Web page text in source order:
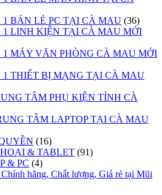
BÁN LẺ PC TẠI CÀ MAU (36)
1 LINH KIỆN TẠI CÀ MAU MỚI
1 MÁY VĂN PHÒNG CÀ MAU MỚI
1 THIẾT BỊ MẠNG TẠI CÀ MAU
TÂM PHỤ KIỆN TỈNH CÀ
TÂM LAPTOP TẠI CÀ MAU
(16)
& TABLET (91)
& PC (4)
hãng, Chất lượng, Giá rẻ tại Mũi